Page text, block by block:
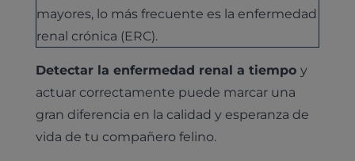
mayores, lo más frecuente es la enfermedad
renal crónica (ERC).
Detectar la enfermedad renal a tiempo y
actuar correctamente puede marcar una
gran diferencia en la calidad y esperanza de
vida de tu compañero felino.